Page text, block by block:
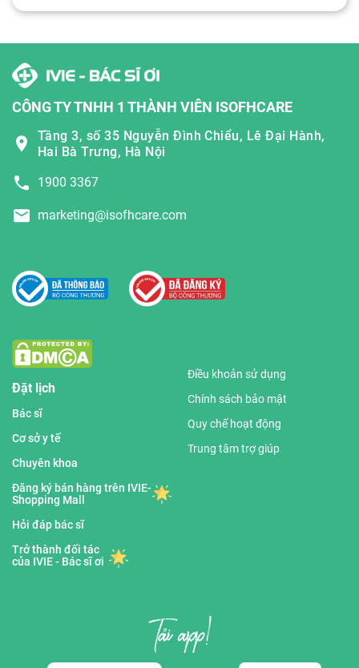
CÔNG TY TNHH 1 THÀNH VIÊN ISOFHCARE
Tầng 3, số 35 Nguyễn Đình Chiểu, Lê Đại Hành,
Hai Bà Trưng, Hà Nội
1900 3367
marketing@isofhcare.com
Đặt lịch
Bác sĩ
Cơ sở y tế
Chuyên khoa
Đăng ký bán hàng trên IVIE-
Shopping Mall
Hỏi đáp bác sĩ
Trở thành đối tác
của IVIE - Bác sĩ ơi
Điều khoản sử dụng
Chính sách bảo mật
Quy chế hoạt động
Trung tâm trợ giúp